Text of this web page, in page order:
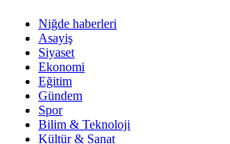
Niğde haberleri
Asayiş
Siyaset
Ekonomi
Eğitim
Gündem
Spor
Bilim & Teknoloji
Kültür & Sanat